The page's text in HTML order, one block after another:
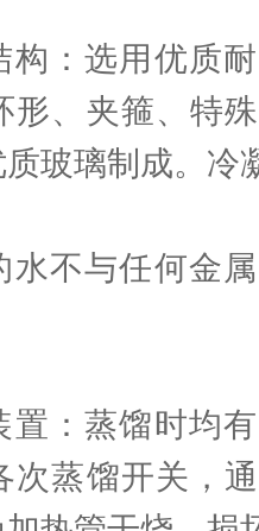
选用优质耐
形、夹箍、特
玻璃制成。冷
与任何金属
蒸馏时均有
次蒸馏开关，